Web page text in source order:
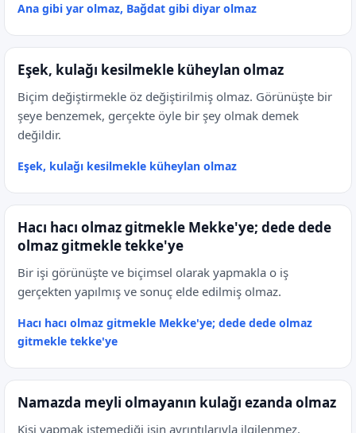
Ana gibi yar olmaz, Bağdat gibi diyar olmaz
Eşek, kulağı kesilmekle küheylan olmaz
Biçim değiştirmekle öz değiştirilmiş olmaz. Görünüşte bir
şeye benzemek, gerçekte öyle bir şey olmak demek
değildir.
Eşek, kulağı kesilmekle küheylan olmaz
Hacı hacı olmaz gitmekle Mekke'ye; dede dede
olmaz gitmekle tekke'ye
Bir işi görünüşte ve biçimsel olarak yapmakla o iş
gerçekten yapılmış ve sonuç elde edilmiş olmaz.
Hacı hacı olmaz gitmekle Mekke'ye; dede dede olmaz
gitmekle tekke'ye
Namazda meyli olmayanın kulağı ezanda olmaz
Kişi yapmak istemediği işin ayrıntılarıyla ilgilenmez.